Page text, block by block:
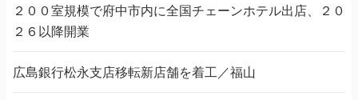
２００室規模で府中市内に全国チェーンホテル出店、２０
２６以降開業
広島銀行松永支店移転新店舗を着工／福山